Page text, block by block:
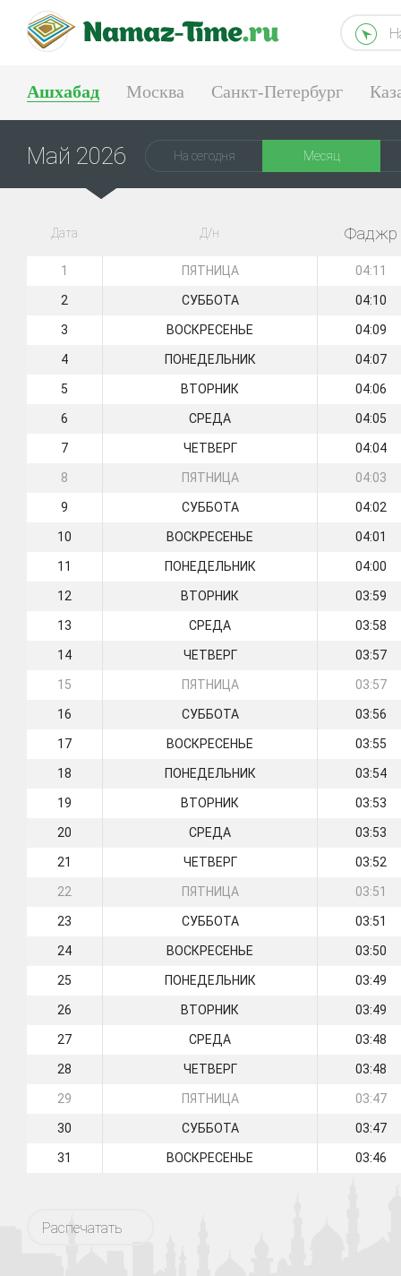
Ашхабад Москва Санкт-Петербург
Май 2026 На сегодня Месяц
Дата Д/н Фаджр
1 ПЯТНИЦА 04:11
2 СУББОТА 04:10
3 ВОСКРЕСЕНЬЕ 04:09
4 ПОНЕДЕЛЬНИК 04:07
5 ВТОРНИК 04:06
6 СРЕДА 04:05
7 ЧЕТВЕРГ 04:04
8 ПЯТНИЦА 04:03
9 СУББОТА 04:02
10 ВОСКРЕСЕНЬЕ 04:01
11 ПОНЕДЕЛЬНИК 04:00
12 ВТОРНИК 03:59
13 СРЕДА 03:58
14 ЧЕТВЕРГ 03:57
15 ПЯТНИЦА 03:57
16 СУББОТА 03:56
17 ВОСКРЕСЕНЬЕ 03:55
18 ПОНЕДЕЛЬНИК 03:54
19 ВТОРНИК 03:53
20 СРЕДА 03:53
21 ЧЕТВЕРГ 03:52
22 ПЯТНИЦА 03:51
23 СУББОТА 03:51
24 ВОСКРЕСЕНЬЕ 03:50
25 ПОНЕДЕЛЬНИК 03:49
26 ВТОРНИК 03:49
27 СРЕДА 03:48
28 ЧЕТВЕРГ 03:48
29 ПЯТНИЦА 03:47
30 СУББОТА 03:47
31 ВОСКРЕСЕНЬЕ 03:46
Распечатать